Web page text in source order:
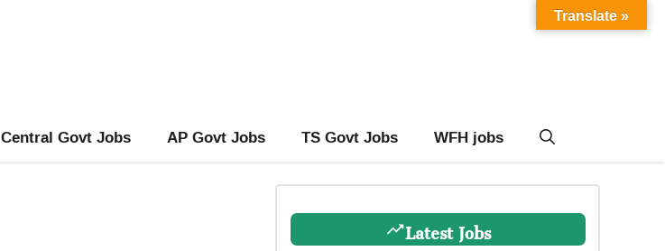
Central Govt Jobs AP Govt Jobs TS Govt Jobs WFH jobs
Latest Jobs
Translate »